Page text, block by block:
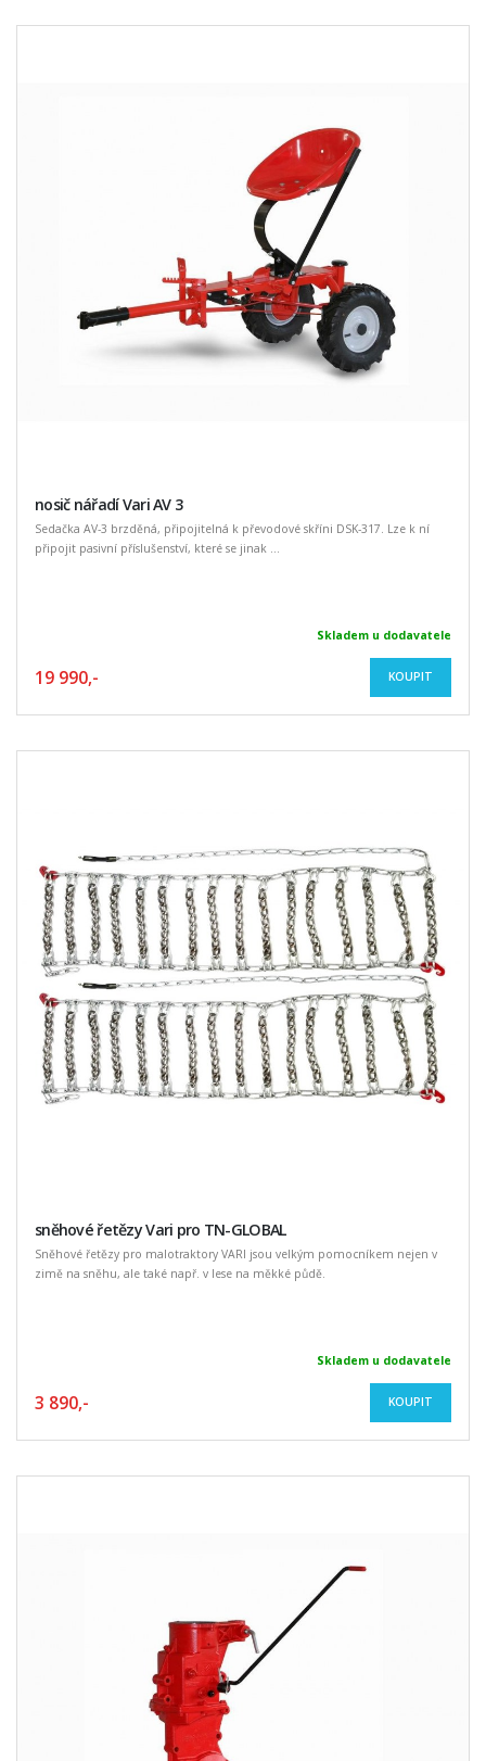
nosič nářadí Vari AV 3
Sedačka AV-3 brzděná, připojitelná k převodové skříni DSK-317. Lze k ní
připojit pasivní příslušenství, které se jinak ...
Skladem u dodavatele
19 990,- KOUPIT
sněhové řetězy Vari pro TN-GLOBAL
Sněhové řetězy pro malotraktory VARI jsou velkým pomocníkem nejen v
zimě na sněhu, ale také např. v lese na měkké půdě.
Skladem u dodavatele
3 890,- KOUPIT